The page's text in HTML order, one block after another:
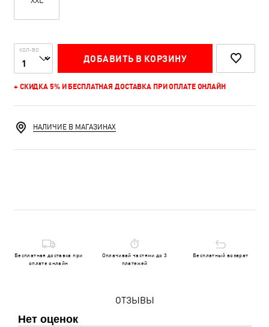
КОЛ-ВО
ДОБАВИТЬ В КОРЗИНУ
+ СКИДКА 5% И БЕСПЛАТНАЯ ДОСТАВКА ПРИ ОПЛАТЕ ОНЛАЙН
НАЛИЧИЕ В МАГАЗИНАХ
Бесплатная доставка при
оплате онлайн
Оплачивай частями до 3
платежей
Бесплатный возврат
ОТЗЫВЫ
Нет оценок